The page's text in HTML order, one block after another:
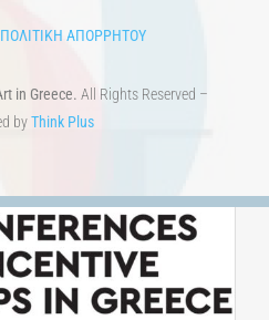
ΠΟΛΙΤΙΚΗ ΑΠΟΡΡΗΤΟΥ
in Greece. All Rights Reserved –
byThink Plus